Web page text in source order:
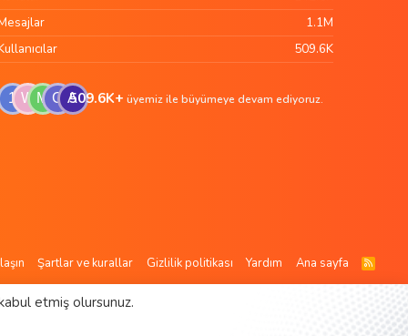
1.1M
509.6K
1 W M G A
509.6K+ üyemiz ile büyümeye devam ediyoruz.
Şartlar ve kurallar Gizlilik politikası Yardım Ana sayfa
R
S
S
etmiş olursunuz.